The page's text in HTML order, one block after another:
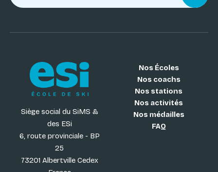
Siège social du SiMS &
des ESi
6, route provinciale - BP
25
73201 Albertville Cedex
Nos Écoles
Nos coachs
Nos stations
Nos activités
Nos médailles
FAQ